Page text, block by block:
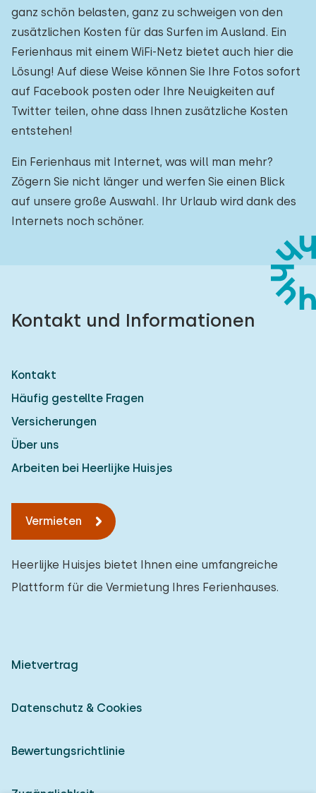
ganz schön belasten, ganz zu schweigen von den
zusätzlichen Kosten für das Surfen im Ausland. Ein
Ferienhaus mit einem WiFi-Netz bietet auch hier die
Lösung! Auf diese Weise können Sie Ihre Fotos sofort
auf Facebook posten oder Ihre Neuigkeiten auf
Twitter teilen, ohne dass Ihnen zusätzliche Kosten
entstehen!
Ein Ferienhaus mit Internet, was will man mehr?
Zögern Sie nicht länger und werfen Sie einen Blick
auf unsere große Auswahl. Ihr Urlaub wird dank des
Internets noch schöner.
Kontakt und Informationen
Kontakt
Häufig gestellte Fragen
Versicherungen
Über uns
Arbeiten bei Heerlijke Huisjes
Vermieten
Heerlijke Huisjes bietet Ihnen eine umfangreiche
Plattform für die Vermietung Ihres Ferienhauses.
Mietvertrag
Datenschutz & Cookies
Bewertungsrichtlinie